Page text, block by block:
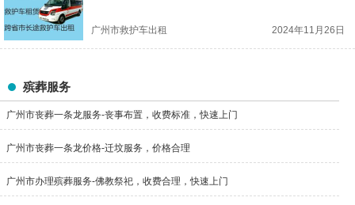
广州市救护车出租 2024年11月26日
殡葬服务
广州市丧葬一条龙服务-丧事布置，收费标准，快速上门
广州市丧葬一条龙价格-迁坟服务，价格合理
广州市办理殡葬服务-佛教祭祀，收费合理，快速上门